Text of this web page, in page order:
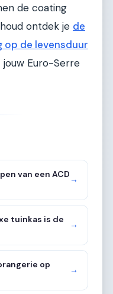
de coating
ontdek je de
de levensduur
Euro-Serre
van een ACD
→
tuinkas is de
→
op
→